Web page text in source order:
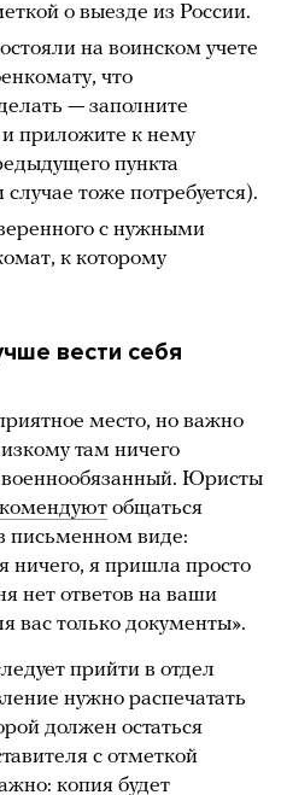
о выезде из России.
на воинском учете
что
— заполните
и приложите к нему
пункта
тоже потребуется).
с нужными
к которому
вести себя
место, но важно
там ничего
военнообязанный. Юристы
общаться
письменном виде:
ничего, я пришла просто
нет ответов на ваши
вас только документы».
прийти в отдел
нужно распечатать
должен остаться
с отметкой
копия будет